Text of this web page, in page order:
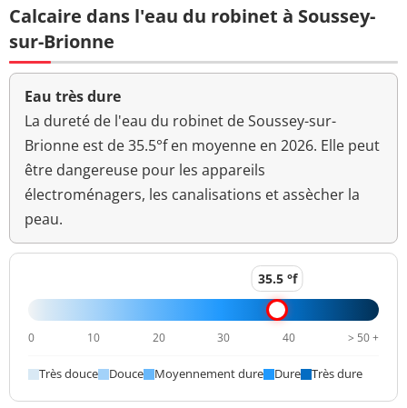
Bactéries coliformes
Bact. aér. revivifiables
à 22°-68h
Bact. aér. revivifiables
à 36°-44h
0 n/mL
Ammonium (en NH4)
Odeur (qualitatif)
Changement
>=6,5 et <=9
unité pH
Saveur (qualitatif)
anormal
Calcaire dans l'eau du robinet à Soussey-
sur-Brionne
Eau très dure
La dureté de l'eau du robinet de Soussey-sur-
Brionne est de 35.5°f en moyenne en 2026. Elle peut
être dangereuse pour les appareils
électroménagers, les canalisations et assècher la
peau.
35.5 °f
0 10 20 30 40 > 50 +
Très douce Douce Moyennement dure Dure Très dure